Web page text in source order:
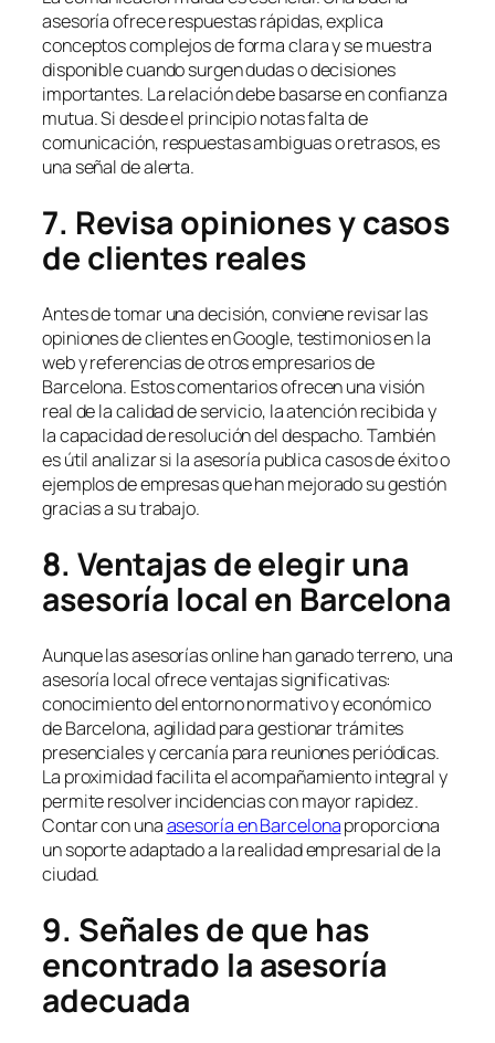
asesoría ofrece respuestas rápidas, explica
conceptos complejos de forma clara y se muestra
disponible cuando surgen dudas o decisiones
importantes. La relación debe basarse en confianza
mutua. Si desde el principio notas falta de
comunicación, respuestas ambiguas o retrasos, es
una señal de alerta.
7. Revisa opiniones y casos
de clientes reales
Antes de tomar una decisión, conviene revisar las
opiniones de clientes en Google, testimonios en la
web y referencias de otros empresarios de
Barcelona. Estos comentarios ofrecen una visión
real de la calidad de servicio, la atención recibida y
la capacidad de resolución del despacho. También
es útil analizar si la asesoría publica casos de éxito o
ejemplos de empresas que han mejorado su gestión
gracias a su trabajo.
8. Ventajas de elegir una
asesoría local en Barcelona
Aunque las asesorías online han ganado terreno, una
asesoría local ofrece ventajas significativas:
conocimiento del entorno normativo y económico
de Barcelona, agilidad para gestionar trámites
presenciales y cercanía para reuniones periódicas.
La proximidad facilita el acompañamiento integral y
permite resolver incidencias con mayor rapidez.
Contar con unaasesoría en Barcelonaproporciona
un soporte adaptado a la realidad empresarial de la
ciudad.
9. Señales de que has
encontrado la asesoría
adecuada